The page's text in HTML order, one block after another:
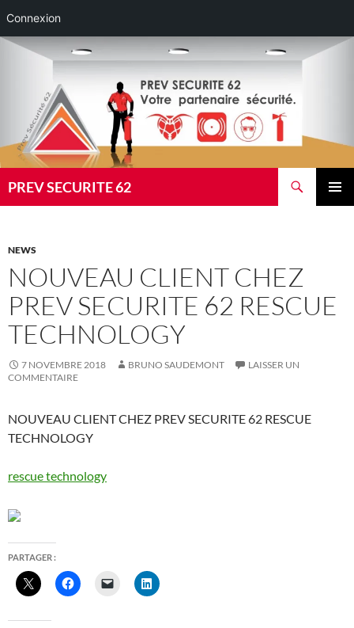
Connexion
Aller
PREV SECURITE 62
NEWS
NOUVEAU CLIENT CHEZ
PREV SECURITE 62 RESCUE
TECHNOLOGY
7 NOVEMBRE 2018 BRUNO SAUDEMONT
LAISSER UN
COMMENTAIRE
NOUVEAU CLIENT CHEZ PREV SECURITE 62 RESCUE
TECHNOLOGY
rescue technology
PARTAGER :